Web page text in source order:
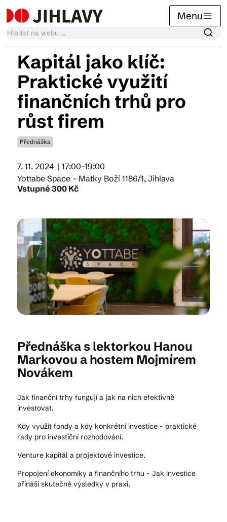
Menu
Kalendář akcí
Tradiční akce
Články
Suvenýry
Praktické info
Kam vyrazit
CS EN DE
Kapitál jako klíč:
Praktické využití
finančních trhů pro
růst firem
Přednáška
7. 11. 2024 | 17:00-19:00
Yottabe Space - Matky Boží 1186/1, Jihlava
Vstupné 300 Kč
Přednáška s lektorkou Hanou
Markovou a hostem Mojmírem
Novákem
Jak finanční trhy fungují a jak na nich efektivně
investovat.
Kdy využít fondy a kdy konkrétní investice - praktické
rady pro investiční rozhodování.
Venture kapitál a projektové investice.
Propojení ekonomiky a finančního trhu - Jak investice
přináší skutečné výsledky v praxi.